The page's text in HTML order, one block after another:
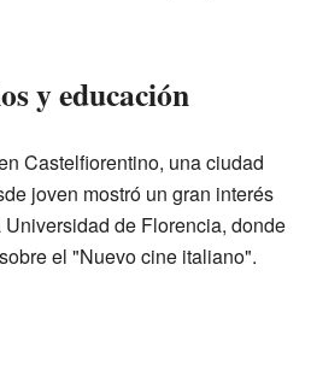
y educación
Castelfiorentino, una ciudad
joven mostró un gran interés
de Florencia, donde
el "Nuevo cine italiano".